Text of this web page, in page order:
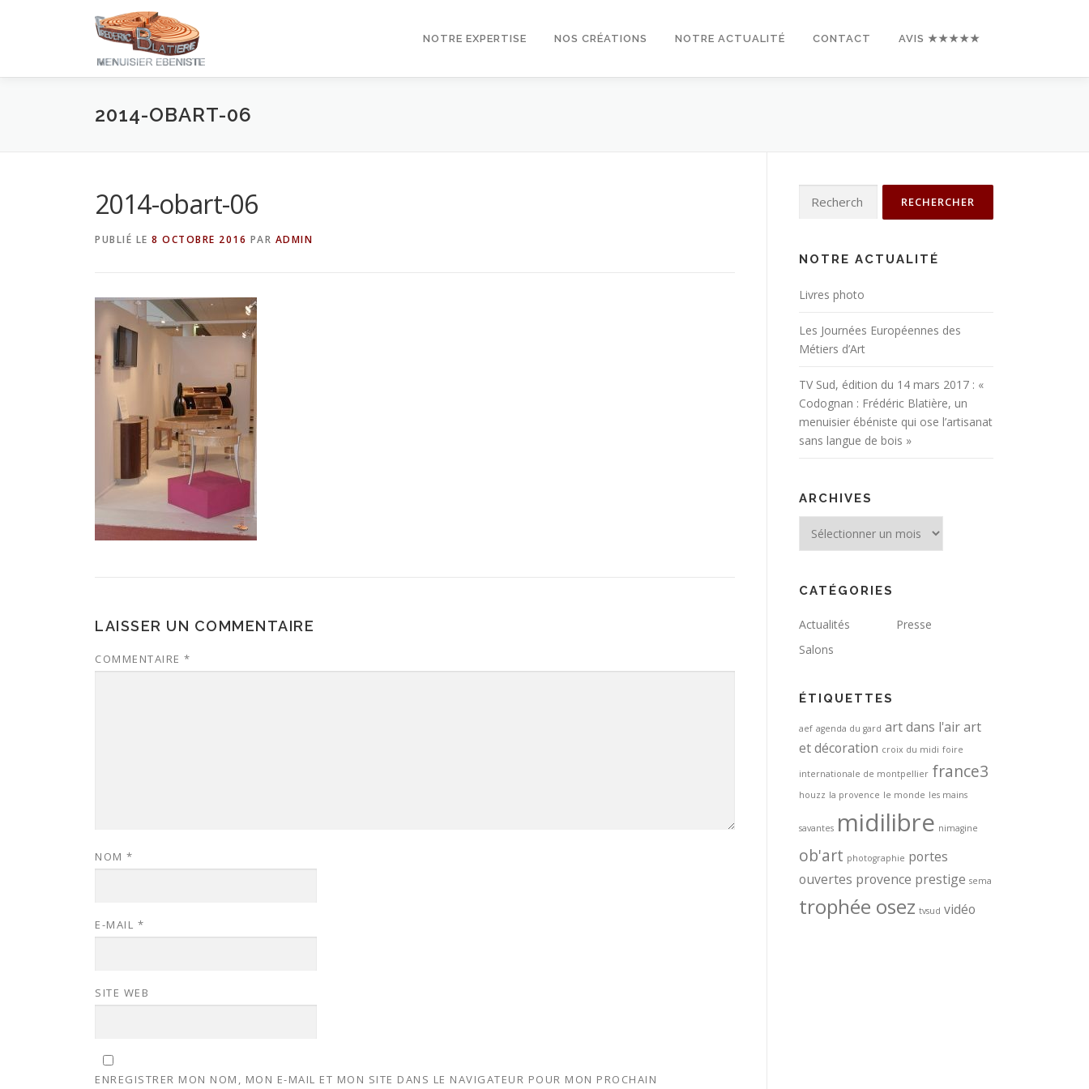
NOTRE EXPERTISE NOS CRÉATIONS NOTRE ACTUALITÉ CONTACT AVIS ★★★★★
2014-OBART-06
2014-obart-06
PUBLIÉ LE 8 OCTOBRE 2016 PAR ADMIN
LAISSER UN COMMENTAIRE
COMMENTAIRE *
NOM *
E-MAIL *
SITE WEB
ENREGISTRER MON NOM, MON E-MAIL ET MON SITE DANS LE NAVIGATEUR POUR MON PROCHAIN
NOTRE ACTUALITÉ
Livres photo
Les Journées Européennes des
Métiers d’Art
TV Sud, édition du 14 mars 2017 : «
Codognan : Frédéric Blatière, un
menuisier ébéniste qui ose l’artisanat
sans langue de bois »
ARCHIVES
CATÉGORIES
Actualités
Presse
Salons
ÉTIQUETTES
aef agenda du gard art dans l'airart
et décoration croix du midi foire
internationale de montpellier france3
houzz la provence le monde les mains
savantes midilibre nimagine
ob'art photographie portes
ouvertes provence prestige sema
trophée osez tvsud vidéo